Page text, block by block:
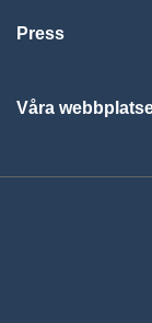
Press
Våra